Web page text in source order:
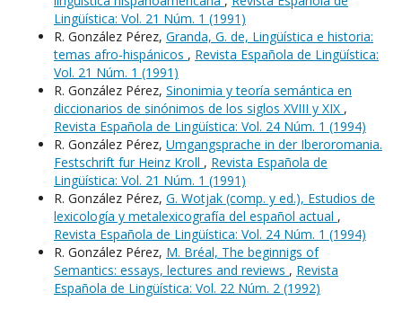
Lingüística: Vol. 21 Núm. 1 (1991)
R. González Pérez, Granda, G. de, Lingüística e historia:
temas afro-hispánicos , Revista Española de Lingüística:
Vol. 21 Núm. 1 (1991)
R. González Pérez, Sinonimia y teoría semántica en
diccionarios de sinónimos de los siglos XVIII y XIX ,
Revista Española de Lingüística: Vol. 24 Núm. 1 (1994)
R. González Pérez, Umgangsprache in der Iberoromania.
Festschrift fur Heinz Kroll , Revista Española de
Lingüística: Vol. 21 Núm. 1 (1991)
R. González Pérez, G. Wotjak (comp. y ed.), Estudios de
lexicología y metalexicografía del español actual ,
Revista Española de Lingüística: Vol. 24 Núm. 1 (1994)
R. González Pérez, M. Bréal, The beginnigs of
Semantics: essays, lectures and reviews , Revista
Española de Lingüística: Vol. 22 Núm. 2 (1992)